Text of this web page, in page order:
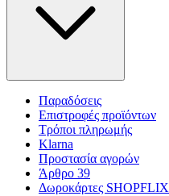
Παραδόσεις
Επιστροφές προϊόντων
Τρόποι πληρωμής
Klarna
Προστασία αγορών
Άρθρο 39
Δωροκάρτες SHOPFLIX